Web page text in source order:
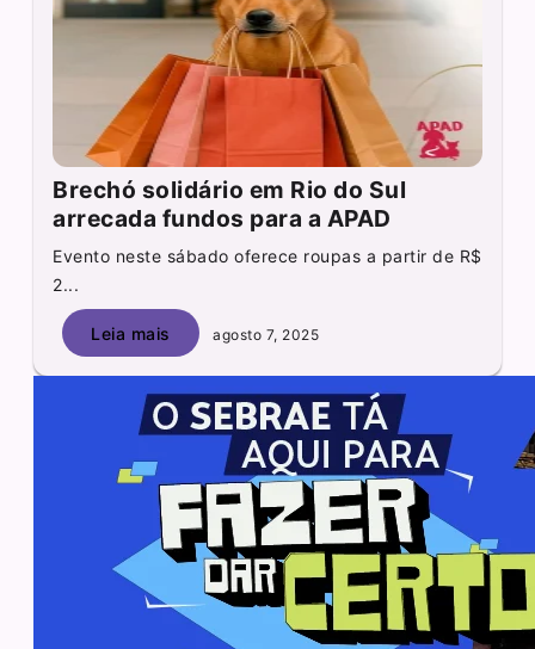
Brechó solidário em Rio do Sul
arrecada fundos para a APAD
Evento neste sábado oferece roupas a partir de R$
2...
Leia mais agosto 7, 2025